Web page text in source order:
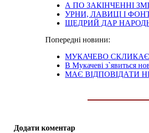
А ПО ЗАКІНЧЕННІ
УРНИ, ЛАВИЦІ І
ЩЕДРИЙ ДАР
Попередні новини:
МУКАЧЕВО СКЛИКАЄ
В Мукачеві з`явиться
МАЄ ВІДПОВІДАТИ
Додати коментар